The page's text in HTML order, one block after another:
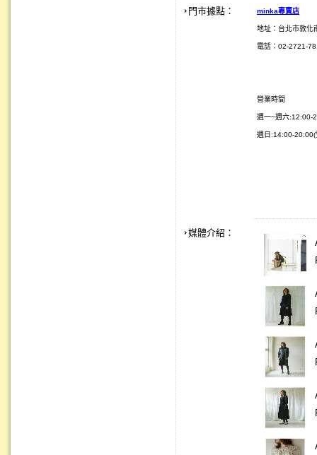
門市據點： minka專賣店
地址：台北市敦化
電話：02-2721-
營業時間
週一~週六:12:00-
週日:14:00-20:00(
媒體介紹：